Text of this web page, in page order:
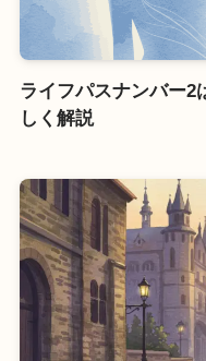
ライフパスナンバー2
しく解説